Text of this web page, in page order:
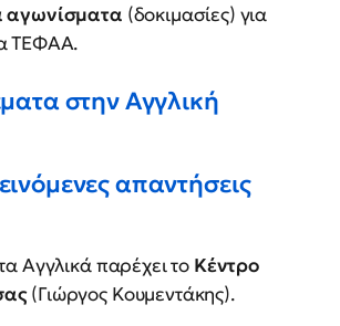
αγωνίσματα (δοκιμασίες) για
ΤΕΦΑΑ.
στην Αγγλική
απαντήσεις
Αγγλικά παρέχει το Κέντρο
(Γιώργος Κουμεντάκης).